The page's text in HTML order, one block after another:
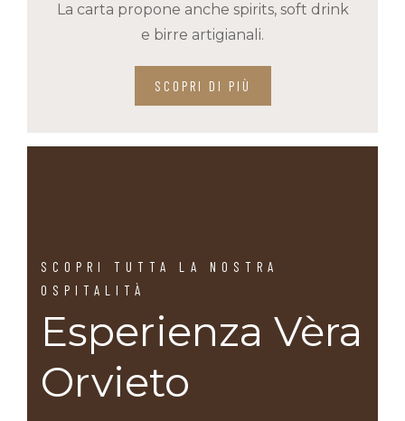
La carta propone anche spirits, soft drink
e birre artigianali.
SCOPRI DI PIÙ
SCOPRI TUTTA LA NOSTRA
OSPITALITÀ
Esperienza Vèra
Orvieto